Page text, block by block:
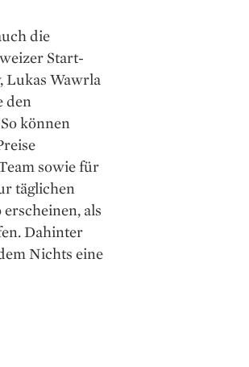
die
Start-
Lukas Wawrla
den
können
sowie für
täglichen
als
Dahinter
Nichts eine